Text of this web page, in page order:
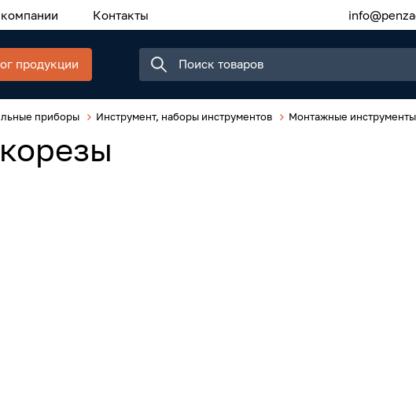
Контакты
продукции
приборы Инструмент, наборы инструментов Монтажные инструменты